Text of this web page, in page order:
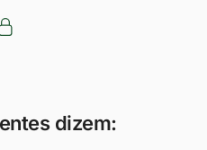
dizem: